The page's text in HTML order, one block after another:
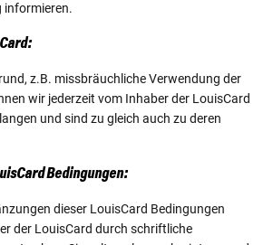
informieren.
z.B. missbräuchliche Verwendung der
wir jederzeit vom Inhaber der LouisCard
und sind zu gleich auch zu deren
Bedingungen:
dieser LouisCard Bedingungen
der LouisCard durch schriftliche